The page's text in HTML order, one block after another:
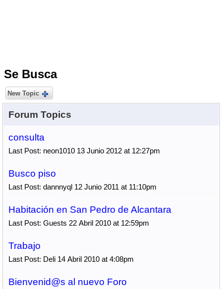
Se Busca
New Topic
Forum Topics
consulta
Last Post: neon1010 13 Junio 2012 at 12:27pm
Busco piso
Last Post: dannnyql 12 Junio 2011 at 11:10pm
Habitación en San Pedro de Alcantara
Last Post: Guests 22 Abril 2010 at 12:59pm
Trabajo
Last Post: Deli 14 Abril 2010 at 4:08pm
Bienvenid@s al nuevo Foro